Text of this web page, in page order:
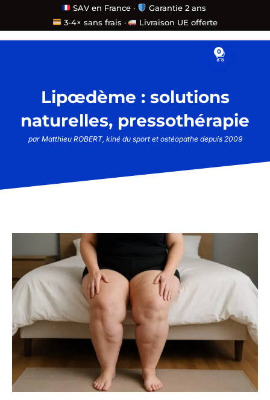
SAV en France ·
Garantie 2 ans
3-4× sans frais ·
Livraison UE offerte
0
Panier
Lipœdème : solutions
naturelles, pressothérapie
par Matthieu ROBERT, kiné du sport et ostéopathe depuis 2009